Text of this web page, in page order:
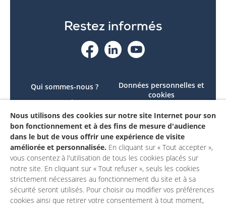
Restez informés
Qui sommes-nous ?
Le projet
Contactez-nous
Mon compte
Données personnelles et
cookies
conforme
Mentions légales
Nous utilisons des cookies sur notre site Internet pour son
bon fonctionnement et à des fins de mesure d'audience
dans le but de vous offrir une expérience de visite
améliorée et personnalisée. En cliquant sur « Tout accepter »,
vous consentez à l'utilisation de tous les cookies placés sur
notre site. En cliquant sur « Tout refuser », seuls les cookies
strictement nécessaires au fonctionnement du site et à sa
sécurité seront utilisés. Pour choisir ou modifier vos préférences
cookies ainsi que retirer votre consentement à tout moment,